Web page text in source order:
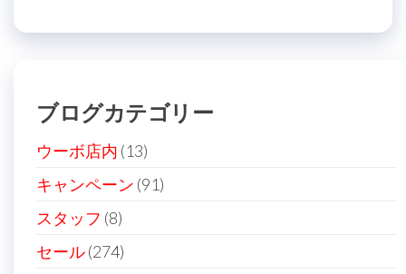
ビ
シ
ョ
ン
ブログカテゴリー
ウーボ店内 (13)
キャンペーン (91)
スタッフ (8)
セール(274)